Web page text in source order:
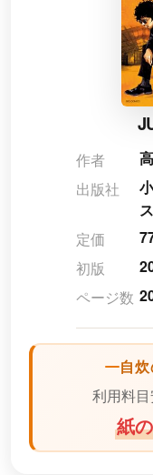
作者
出版社
定価
初版
ページ数
自
利用料
紙